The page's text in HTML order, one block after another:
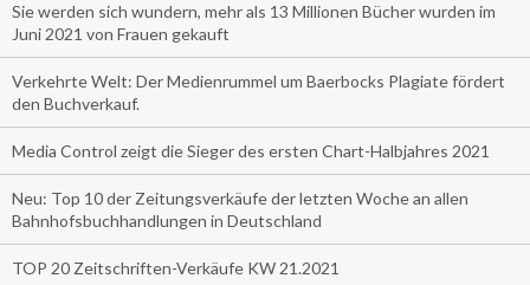
Sie werden sich wundern, mehr als 13 Millionen Bücher wurden im
Juni 2021 von Frauen gekauft
Verkehrte Welt: Der Medienrummel um Baerbocks Plagiate fördert
den Buchverkauf.
Media Control zeigt die Sieger des ersten Chart-Halbjahres 2021
Neu: Top 10 der Zeitungsverkäufe der letzten Woche an allen
Bahnhofsbuchhandlungen in Deutschland
TOP 20 Zeitschriften-Verkäufe KW 21.2021